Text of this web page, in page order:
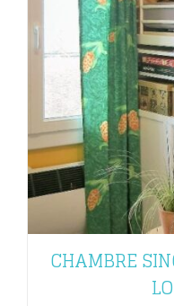
CHAMBRE